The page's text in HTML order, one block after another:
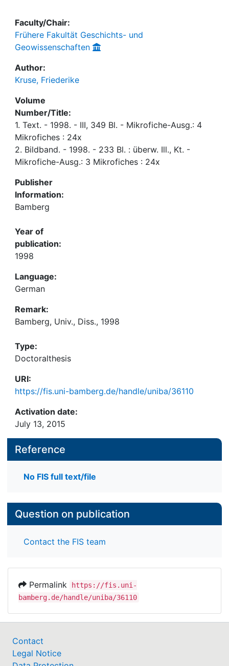
Faculty/Chair:
Frühere Fakultät Geschichts- und
Geowissenschaften
Author:
Kruse, Friederike
Volume
Number/Title:
1. Text. - 1998. - III, 349 Bl. - Mikrofiche-Ausg.: 4
Mikrofiches : 24x
2. Bildband. - 1998. - 233 Bl. : überw. Ill., Kt. -
Mikrofiche-Ausg.: 3 Mikrofiches : 24x
Publisher
Information:
Bamberg
Year of
publication:
1998
Language:
German
Remark:
Bamberg, Univ., Diss., 1998
Type:
Doctoralthesis
URI:
https://fis.uni-bamberg.de/handle/uniba/36110
Activation date:
July 13, 2015
Reference
No FIS full text/file
Question on publication
Contact the FIS team
Permalink
https://fis.uni-
bamberg.de/handle/uniba/36110
Contact
Legal Notice